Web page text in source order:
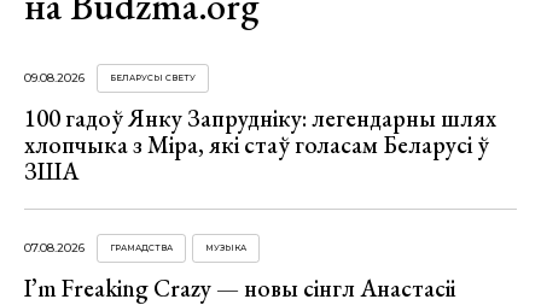
09.08.2026 БЕЛАРУСЫ СВЕТУ
100 гадоў Янку Запрудніку: легендарны шлях
хлопчыка з Міра, які стаў голасам Беларусі ў
ЗША
07.08.2026 ГРАМАДСТВА МУЗЫКА
I’m Freaking Crazy — новы сінгл Анастасіі